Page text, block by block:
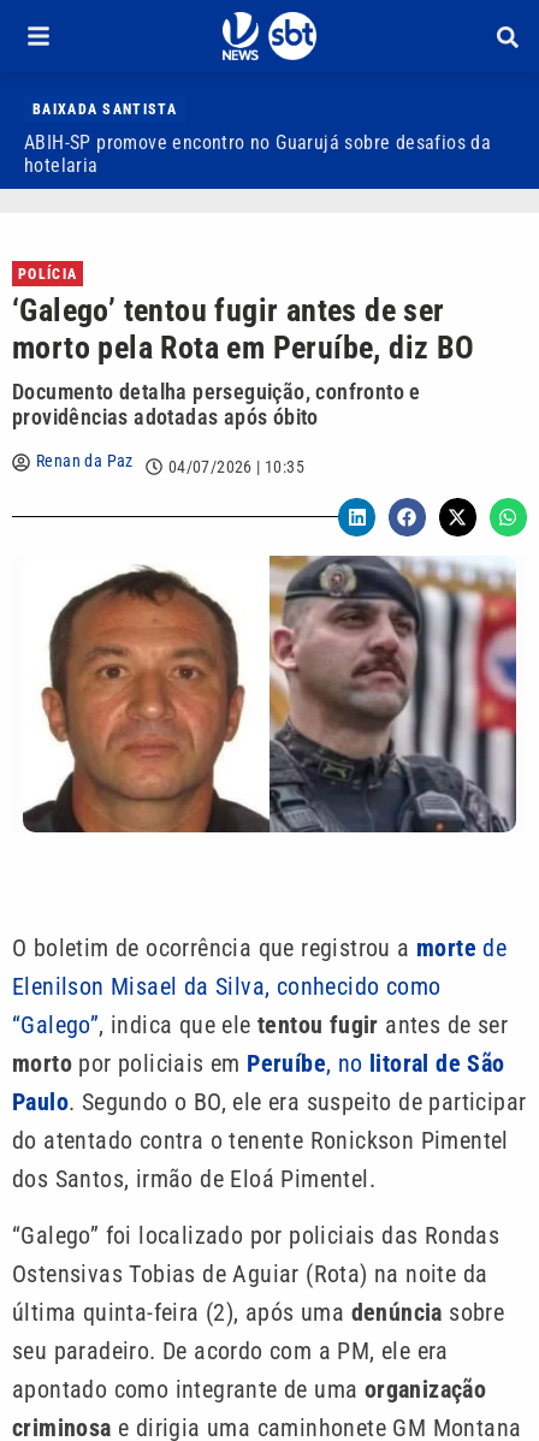
BAIXADA SANTISTA
ABIH-SP promove encontro no Guarujá sobre desafios da
hotelaria
POLÍCIA
‘Galego’ tentou fugir antes de ser
morto pela Rota em Peruíbe, diz BO
Documento detalha perseguição, confronto e
providências adotadas após óbito
Renan da Paz 04/07/2026 | 10:35
O boletim de ocorrência que registrou a morte de
Elenilson Misael da Silva, conhecido como
“Galego”, indica que eletentou fugir antes de ser
morto por policiais em Peruíbe, no litoral de São
Paulo. Segundo o BO, ele era suspeito de participar
do atentado contra o tenente Ronickson Pimentel
dos Santos, irmão de Eloá Pimentel.
“Galego” foi localizado por policiais das Rondas
Ostensivas Tobias de Aguiar (Rota) na noite da
última quinta-feira (2), após uma denúncia sobre
seu paradeiro. De acordo com a PM, ele era
apontado como integrante de uma organização
criminosa e dirigia uma caminhonete GM Montana